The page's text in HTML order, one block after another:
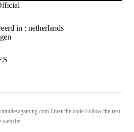
in : netherlands
Enter the code.Follow the rest
website.